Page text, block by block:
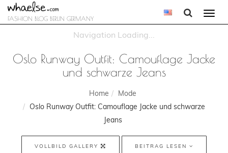
FASHION BLOG BERLIN GERMANY
Oslo Runway Outfit: Camouflage Jacke
und schwarze Jeans
Home
Mode
Oslo Runway Outfit: Camouflage Jacke und schwarze
Jeans
VOLLBILD GALLERY BEITRAG LESEN